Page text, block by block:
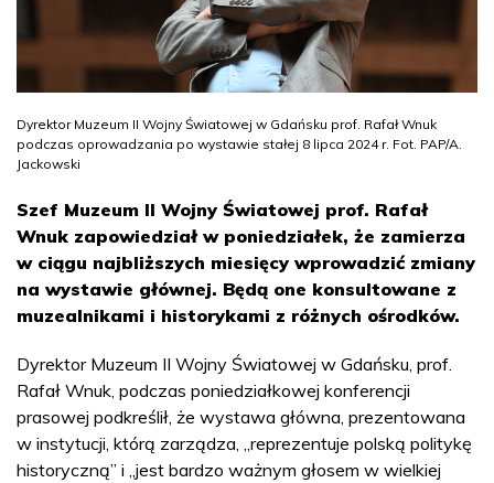
Dyrektor Muzeum II Wojny Światowej w Gdańsku prof. Rafał Wnuk
podczas oprowadzania po wystawie stałej 8 lipca 2024 r. Fot. PAP/A.
Jackowski
Szef Muzeum II Wojny Światowej prof. Rafał
Wnuk zapowiedział w poniedziałek, że zamierza
w ciągu najbliższych miesięcy wprowadzić zmiany
na wystawie głównej. Będą one konsultowane z
muzealnikami i historykami z różnych ośrodków.
Dyrektor Muzeum II Wojny Światowej w Gdańsku, prof.
Rafał Wnuk, podczas poniedziałkowej konferencji
prasowej podkreślił, że wystawa główna, prezentowana
w instytucji, którą zarządza, „reprezentuje polską politykę
historyczną” i „jest bardzo ważnym głosem w wielkiej